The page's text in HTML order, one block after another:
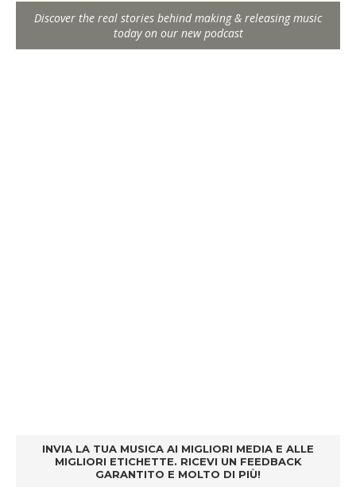
Discover the real stories behind making & releasing music
today on our new podcast
INVIA LA TUA MUSICA AI MIGLIORI MEDIA E ALLE
MIGLIORI ETICHETTE. RICEVI UN FEEDBACK
GARANTITO E MOLTO DI PIÙ!